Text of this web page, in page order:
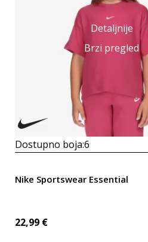
Detaljnije
Brzi pregled
Dostupno boja:6
Nike Sportswear Essential
22,99 €